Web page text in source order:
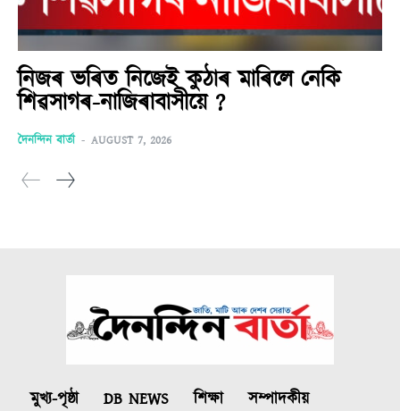
নিজৰ ভৰিত নিজেই কুঠাৰ মাৰিলে নেকি
শিৱসাগৰ-নাজিৰাবাসীয়ে ?
দৈনন্দিন বাৰ্তা - AUGUST 7, 2026
মুখ্য-পৃষ্ঠা DB NEWS শিক্ষা সম্পাদকীয়